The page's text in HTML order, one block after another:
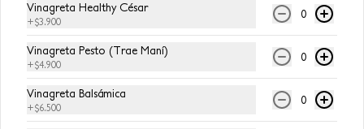
Coca-Cola Sin Azúcar 250 ml
Vinagreta Healthy César
+$3.900
0
Vinagreta Pesto (Trae Maní)
+$4.900
0
Vinagreta Balsámica
+$6.500
0